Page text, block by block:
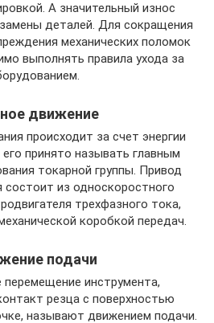
А значительный износ
деталей. Для сокращения
механических поломок
выполнять правила ухода за
движение
происходит за счет энергии
принято называть главным
токарной группы. Привод
состоит из односкоростного
трехфазного тока,
коробкой передач.
подачи
перемещение инструмента,
резца с поверхностью
называют движением подачи.